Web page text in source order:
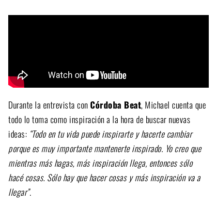
Durante la entrevista conCórdoba Beat, Michael cuenta que
todo lo toma como inspiración a la hora de buscar nuevas
ideas: “Todo en tu vida puede inspirarte y hacerte cambiar
porque es muy importante mantenerte inspirado. Yo creo que
mientras más hagas, más inspiración llega, entonces sólo
hacé cosas. Sólo hay que hacer cosas y más inspiración va a
llegar”.